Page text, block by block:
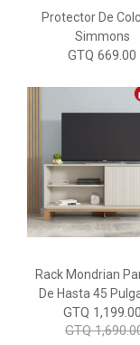
Protector De
Simmons
GTQ 669.00
Rack Mondrian
De Hasta 45
GTQ 1,199.00
GTQ